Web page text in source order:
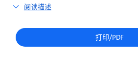
阅读描述
打印/PDF